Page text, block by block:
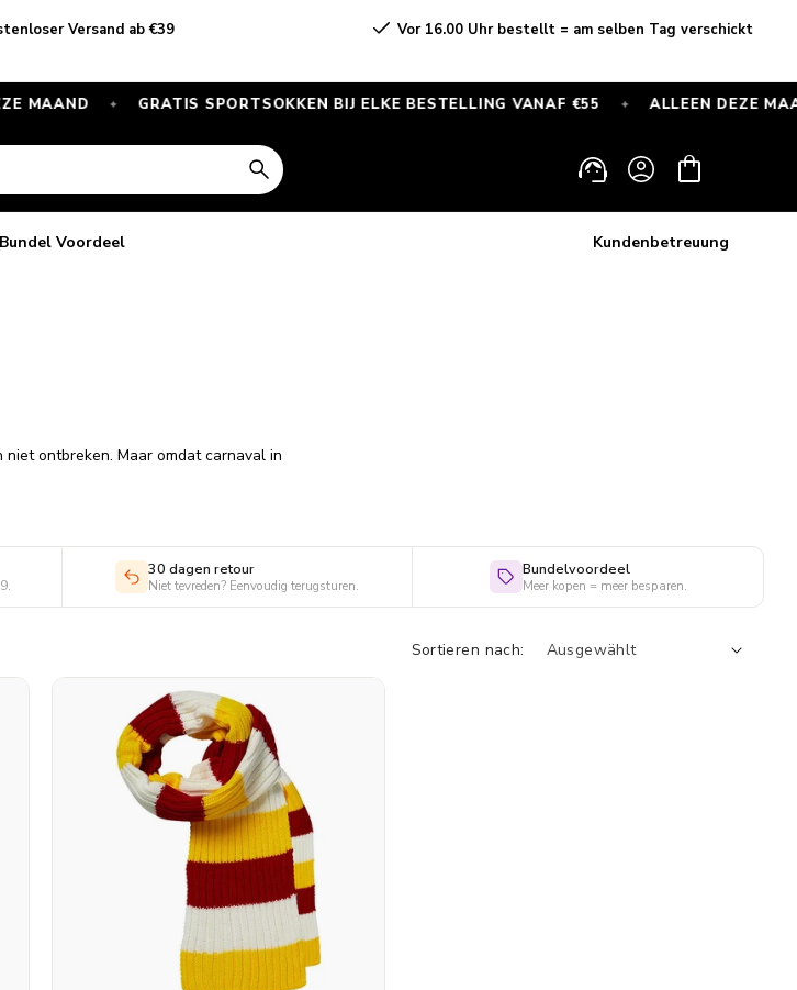
Versand ab €39 Vor 16.00 Uhr bestellt = am selben Tag verschickt
✦ GRATIS SPORTSOKKEN BIJ ELKE BESTELLING VANAF €55 ✦ ALLEEN DEZE MAAND
EinloggenWarenkorb
Bundel Voordeel Kundenbetreuung
ontbreken. Maar omdat carnaval in
baby carnavalskleding in de
kopen.
30 dagen retour
Niet tevreden? Eenvoudig terugsturen.
Bundelvoordeel
Meer kopen = meer besparen.
Sortieren nach: